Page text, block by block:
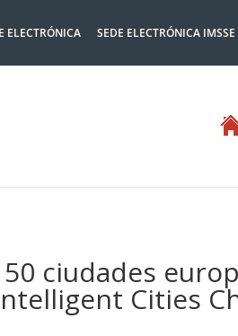
ELECTRÓNICA SEDE ELECTRÓNICA IMSSE
ciudades
Cities